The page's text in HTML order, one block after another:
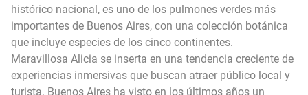
histórico nacional, es uno de los pulmones verdes más
importantes de Buenos Aires, con una colección botánica
que incluye especies de los cinco continentes.
Maravillosa Alicia se inserta en una tendencia creciente de
experiencias inmersivas que buscan atraer público local y
turista. Buenos Aires ha visto en los últimos años un